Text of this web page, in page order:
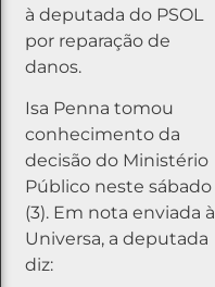
à deputada do PSOL
por reparação de
danos.
Isa Penna tomou
conhecimento da
decisão do Ministério
Público neste sábado
(3). Em nota enviada à
Universa, a deputada
diz: